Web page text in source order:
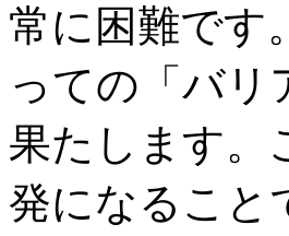
常に困難です
っての「バリ
果たします。
発になること